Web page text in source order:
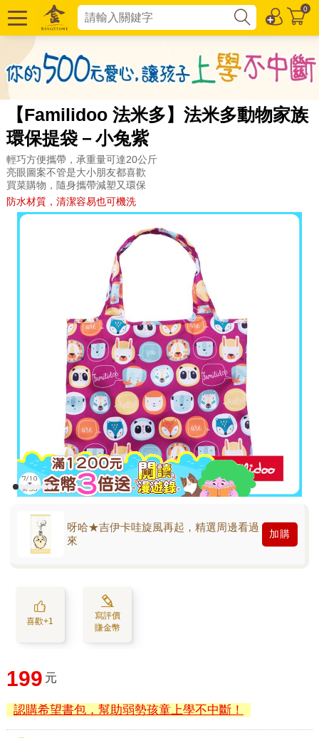
0
【Familidoo 法米多】法米多動物家族
環保提袋－小兔紫
輕巧方便攜帶，承重量可達20公斤
亮眼圖案不管是大小朋友都喜歡
買菜購物，隨身攜帶減塑又環保
防水材質，清潔容易也可機洗
呀哈★吉伊卡哇旋風再起，精選周邊看過
來
加購
喜歡+1
寫評價
賺金幣
199 元
認購希望書包，幫助弱勢孩童上學不中斷！